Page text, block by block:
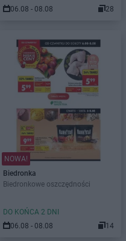
06.08 - 08.08
28
NOWA!
Biedronka
Biedronkowe oszczędności
DO KOŃCA 2 DNI
06.08 - 08.08
14